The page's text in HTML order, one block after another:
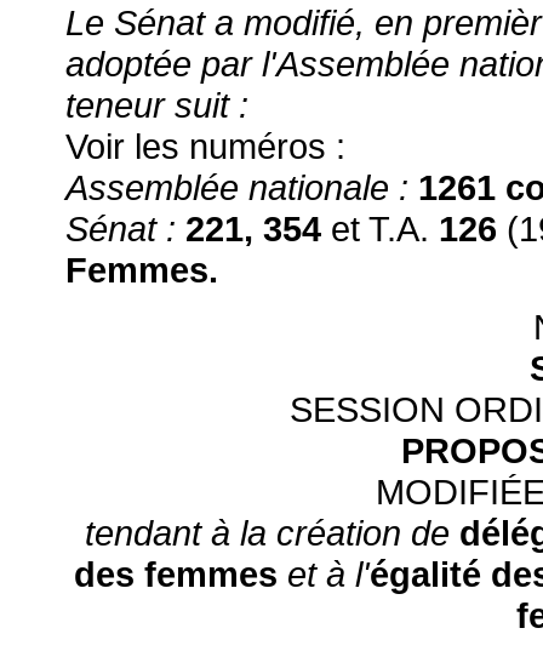
Le Sénat a modifié, en
adoptée par l'Assemblée
teneur suit :
Voir les numéros :
Assemblée nationale : 1261
Sénat : 221, 354 et T.A. 126
Femmes.
SESSION
tendant à la création de
des femmes et à l'égalité